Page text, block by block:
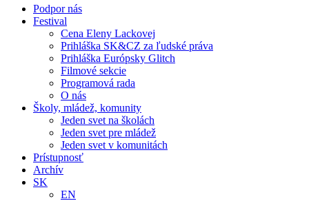
Podpor nás
Festival
Cena Eleny Lackovej
Prihláška SK&CZ za ľudské práva
Prihláška Európsky Glitch
Filmové sekcie
Programová rada
O nás
Školy, mládež, komunity
Jeden svet na školách
Jeden svet pre mládež
Jeden svet v komunitách
Prístupnosť
Archív
SK
EN